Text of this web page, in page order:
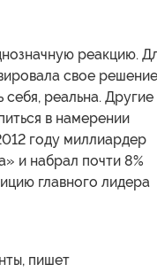
реакцию.
свое решение
реальна. Другие
в намерении
году миллиардер
и набрал почти 8%
главного лидера
пишет